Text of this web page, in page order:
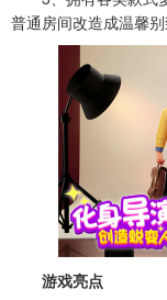
普通房间改造成温馨别
游戏亮点